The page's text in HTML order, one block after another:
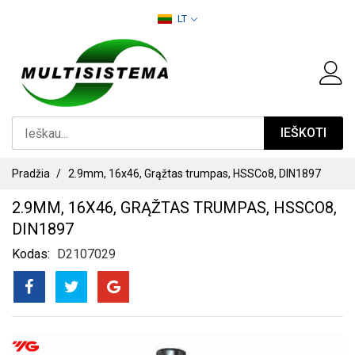
LT
IEŠKOTI
Pradžia 2.9mm, 16x46, Grąžtas trumpas, HSSCo8, DIN1897
2.9MM, 16X46, GRĄŽTAS TRUMPAS, HSSCO8,
DIN1897
Kodas D2107029
PEREITI